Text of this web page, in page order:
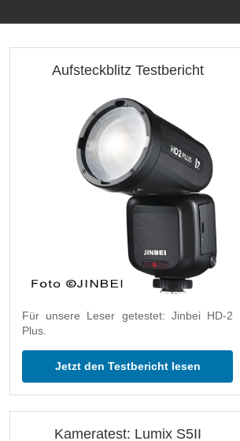
Aufsteckblitz Testbericht
Für unsere Leser getestet: Jinbei HD-2
Plus.
Jetzt den Testbericht lesen
Kameratest: Lumix S5II